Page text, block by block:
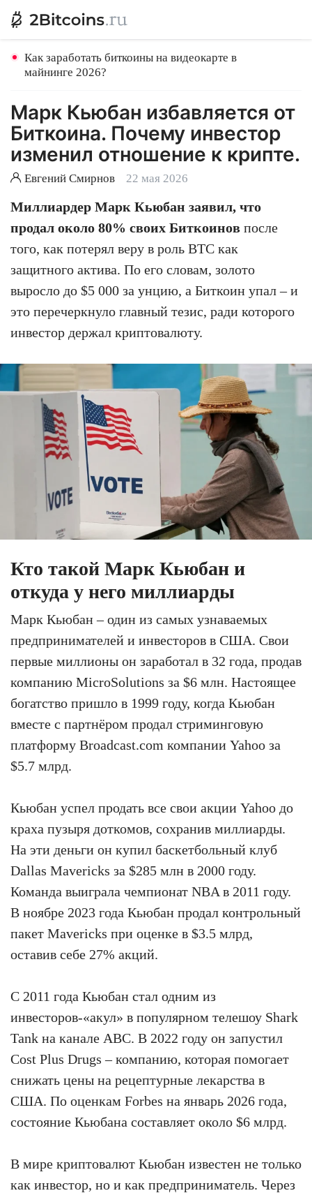
Как заработать биткоины на видеокарте в
майнинге 2026?
Марк Кьюбан избавляется от
Биткоина. Почему инвестор
изменил отношение к крипте.
Евгений Смирнов 22 мая 2026
Миллиардер Марк Кьюбан заявил, что
продал около 80% своих Биткоинов после
того, как потерял веру в роль BTC как
защитного актива. По его словам, золото
выросло до $5 000 за унцию, а Биткоин упал – и
это перечеркнуло главный тезис, ради которого
инвестор держал криптовалюту.
Кто такой Марк Кьюбан и
откуда у него миллиарды
Марк Кьюбан – один из самых узнаваемых
предпринимателей и инвесторов в США. Свои
первые миллионы он заработал в 32 года, продав
компанию MicroSolutions за $6 млн. Настоящее
богатство пришло в 1999 году, когда Кьюбан
вместе с партнёром продал стриминговую
платформу Broadcast.com компании Yahoo за
$5.7 млрд.
Кьюбан успел продать все свои акции Yahoo до
краха пузыря доткомов, сохранив миллиарды.
На эти деньги он купил баскетбольный клуб
Dallas Mavericks за $285 млн в 2000 году.
Команда выиграла чемпионат NBA в 2011 году.
В ноябре 2023 года Кьюбан продал контрольный
пакет Mavericks при оценке в $3.5 млрд,
оставив себе 27% акций.
С 2011 года Кьюбан стал одним из
инвесторов-«акул» в популярном телешоу Shark
Tank на канале ABC. В 2022 году он запустил
Cost Plus Drugs – компанию, которая помогает
снижать цены на рецептурные лекарства в
США. По оценкам Forbes на январь 2026 года,
состояние Кьюбана составляет около $6 млрд.
В мире криптовалют Кьюбан известен не только
как инвестор, но и как предприниматель. Через